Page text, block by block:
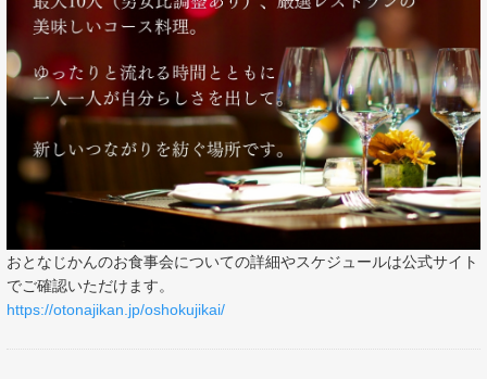
おとなじかんのお食事会についての詳細やスケジュールは公式サイト
でご確認いただけます。
https://otonajikan.jp/oshokujikai/